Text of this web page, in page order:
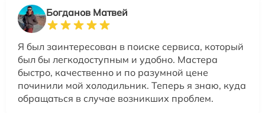
Богданов Матвей
Я был заинтересован в поиске сервиса, который
был бы легкодоступным и удобно. Мастера
быстро, качественно и по разумной цене
починили мой холодильник. Теперь я знаю, куда
обращаться в случае возникших проблем.